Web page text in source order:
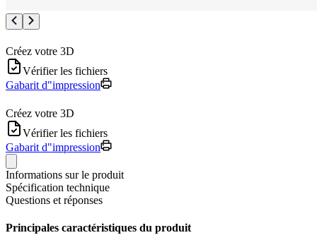
Créez votre 3D
Vérifier les fichiers
Gabarit d"impression
Créez votre 3D
Vérifier les fichiers
Gabarit d"impression
Informations sur le produit
Spécification technique
Questions et réponses
Principales caractéristiques du produit